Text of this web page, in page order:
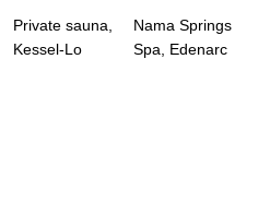
Private sauna,
Kessel-Lo
Nama Springs
Spa, Edenarc